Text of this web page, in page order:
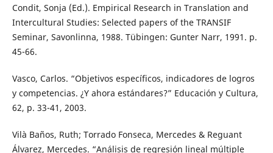
Condit, Sonja (Ed.). Empirical Research in Translation and
Intercultural Studies: Selected papers of the TRANSIF
Seminar, Savonlinna, 1988. Tübingen: Gunter Narr, 1991. p.
45-66.
Vasco, Carlos. “Objetivos específicos, indicadores de logros
y competencias. ¿Y ahora estándares?” Educación y Cultura,
62, p. 33-41, 2003.
Vilà Baños, Ruth; Torrado Fonseca, Mercedes & Reguant
Álvarez, Mercedes. “Análisis de regresión lineal múltiple